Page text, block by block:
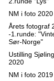
NM i foto 2020
Årets fotograf
-1.runde:
Sør-Norge"
Ustilling
2020
NM i foto 2019